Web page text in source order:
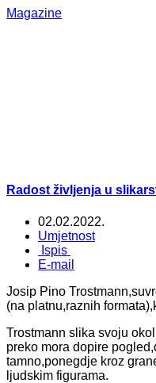
Magazine
Radost življenja u
02.02.2022.
Umjetnost
Ispis
E-mail
Josip Pino
(na platnu,raznih
Trostmann slika svoju
preko mora dopire
tamno,ponegdje kroz
ljudskim figurama.